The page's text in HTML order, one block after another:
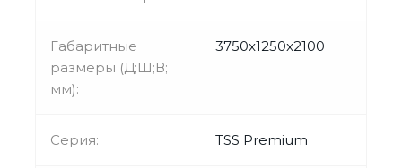
Габаритные
размеры (Д;Ш;В;
мм):
3750x1250x2100
Серия: TSS Premium